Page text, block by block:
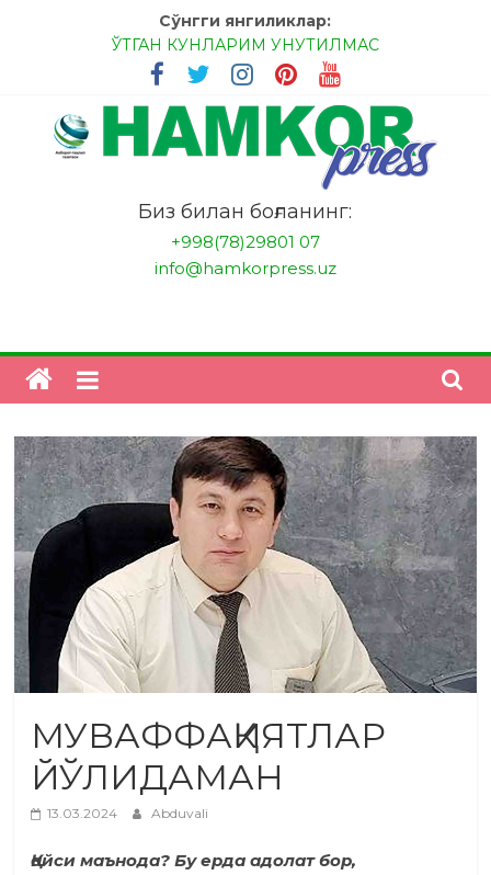
Сўнгги янгиликлар:
ЎТГАН КУНЛАРИМ УНУТИЛМАС
МЕССИ ВА РОНАЛДУ, АНА ЭНДИ ИККАЛАНГ ҲАМ
ҲУСАНОВГА ТАН БЕРИНГЛАР!
МЕҲР ОРҚАЛИ ШИФО
БАНКДА ИШЛАШ ОСОНМИ?
НАТИЖАГА ЭРИШИШ ЎЗ ҚЎЛИМИЗДА
"HamkorPress"
Биз билан боғланинг:
+998(78)29801 07
info@hamkorpress.uz
МУВАФФАҚИЯТЛАР
ЙЎЛИДАМАН
13.03.2024 Abduvali
Қайси маънода? Бу ерда адолат бор,